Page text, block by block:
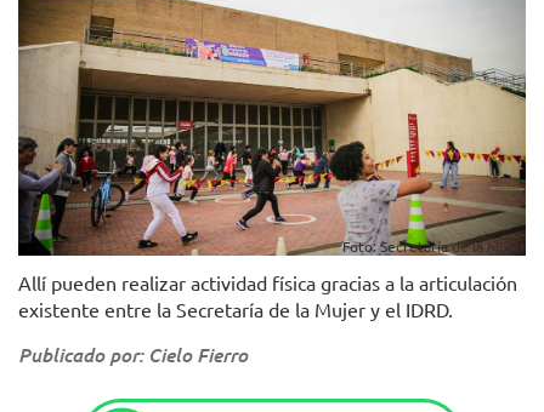
Foto: Secretaría de la Mujer
Allí pueden realizar actividad física gracias a la articulación
existente entre la Secretaría de la Mujer y el IDRD.
Publicado por: Cielo Fierro